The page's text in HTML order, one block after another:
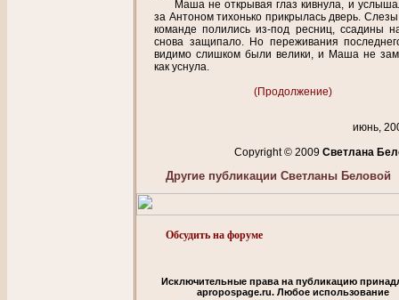
Маша не открывая глаз кивнула, и
за Антоном тихонько прикрылась дверь. Слезы
команде полились из-под ресниц, ссадины
снова защипало. Но переживания
видимо слишком были велики, и Маша не
как уснула.
(Продолжение)
июнь,
Copyright © 2009 Светланa
Другие публикации Светланы Беловой
Обсудить на форуме
Исключительные права на публикацию
apropospage.ru. Любое использование